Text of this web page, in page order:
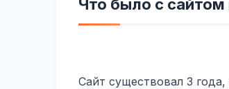
Что было с сайтом
Сайт существовал 3